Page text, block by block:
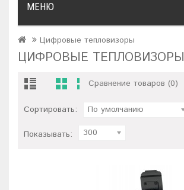
МЕНЮ
Цифровые тепловизоры
ЦИФРОВЫЕ ТЕПЛОВИЗОРЫ
Сравнение товаров (0)
Сортировать: По умолчанию
Показывать: 300